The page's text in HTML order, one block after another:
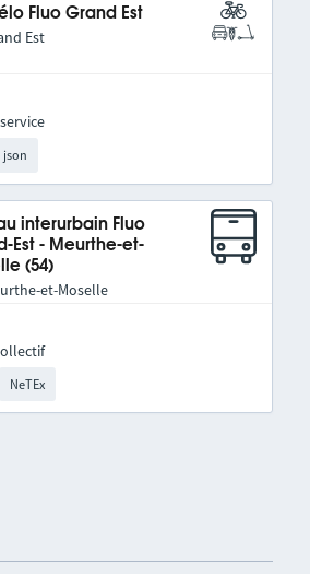
Fluo Grand Est
Est
json
interurbain Fluo
Est - Meurthe-et-
(54)
et-Moselle
NeTEx